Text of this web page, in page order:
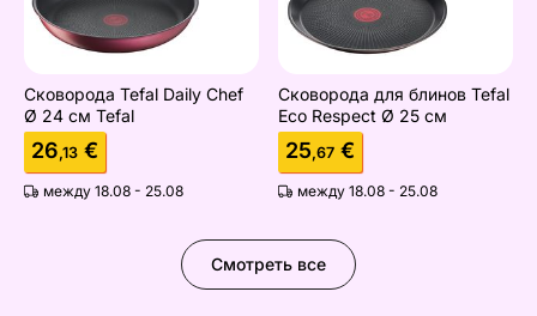
Сковорода Tefal Daily Chef
Ø 24 см Tefal
26,13 €
между 18.08 - 25.08
Сковорода для блинов Tefal
Eco Respect Ø 25 см
25,67 €
между 18.08 - 25.08
Смотреть все